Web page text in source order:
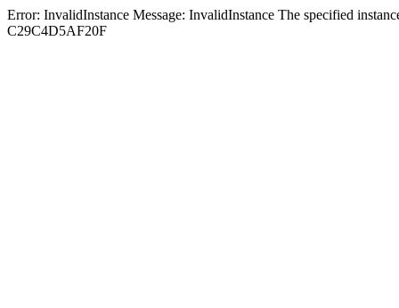
Error: InvalidInstance Message: InvalidInstance The specified
C29C4D5AF20F